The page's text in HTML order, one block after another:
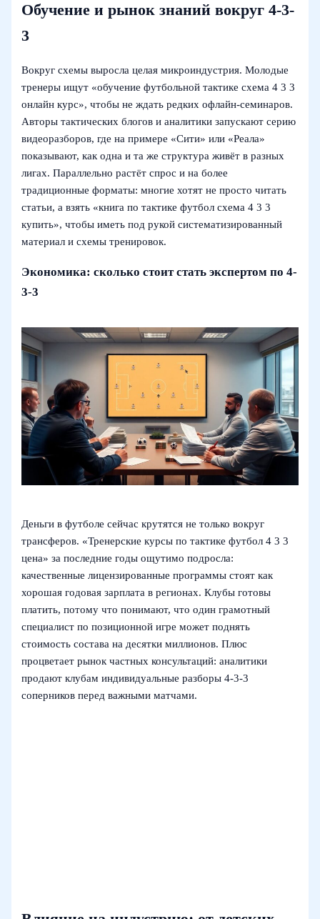
Обучение и рынок знаний вокруг 4-3-
3
Вокруг схемы выросла целая микроиндустрия. Молодые
тренеры ищут «обучение футбольной тактике схема 4 3 3
онлайн курс», чтобы не ждать редких офлайн-семинаров.
Авторы тактических блогов и аналитики запускают серию
видеоразборов, где на примере «Сити» или «Реала»
показывают, как одна и та же структура живёт в разных
лигах. Параллельно растёт спрос и на более
традиционные форматы: многие хотят не просто читать
статьи, а взять «книга по тактике футбол схема 4 3 3
купить», чтобы иметь под рукой систематизированный
материал и схемы тренировок.
Экономика: сколько стоит стать экспертом по 4-
3-3
Деньги в футболе сейчас крутятся не только вокруг
трансферов. «Тренерские курсы по тактике футбол 4 3 3
цена» за последние годы ощутимо подросла:
качественные лицензированные программы стоят как
хорошая годовая зарплата в регионах. Клубы готовы
платить, потому что понимают, что один грамотный
специалист по позиционной игре может поднять
стоимость состава на десятки миллионов. Плюс
процветает рынок частных консультаций: аналитики
продают клубам индивидуальные разборы 4-3-3
соперников перед важными матчами.